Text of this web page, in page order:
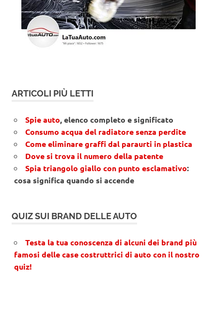
ARTICOLI PIÙ LETTI
Spie auto, elenco completo e significato
Consumo acqua del radiatore senza perdite
Come eliminare graffi dal paraurti in plastica
Dove si trova il numero della patente
Spia triangolo giallo con punto esclamativo:
cosa significa quando si accende
QUIZ SUI BRAND DELLE AUTO
Testa la tua conoscenza di alcuni dei brand più
famosi delle case costruttrici di auto con il nostro
quiz!